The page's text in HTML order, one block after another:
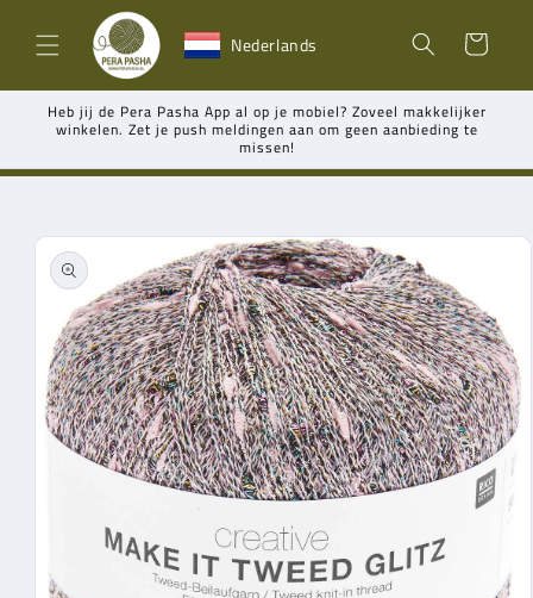
naar de
content Nederlands Winkelwagen
Heb jij de Pera Pasha App al op je mobiel? Zoveel makkelijker
winkelen. Zet je push meldingen aan om geen aanbieding te
missen!
direct naar